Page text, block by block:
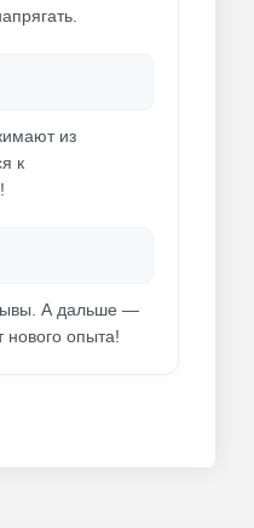
из
к
А дальше —
нового опыта!